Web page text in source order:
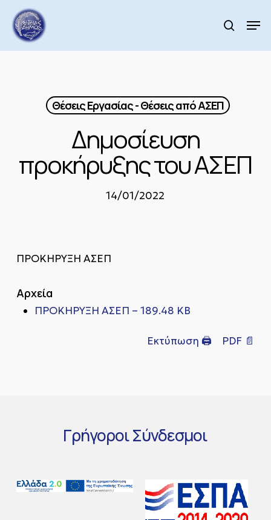
main
content
search
Θέσεις Εργασίας - Θέσεις από ΑΣΕΠ
Δημοσίευση
προκήρυξης του ΑΣΕΠ
14/01/2022
ΠΡΟΚΗΡΥΞΗ ΑΣΕΠ
Αρχεία
ΠΡΟΚΗΡΥΞΗ ΑΣΕΠ – 189.48 KB
Εκτύπωση 🖨 PDF 📄
ΓρήγοροιΣύνδεσμοι
Menu